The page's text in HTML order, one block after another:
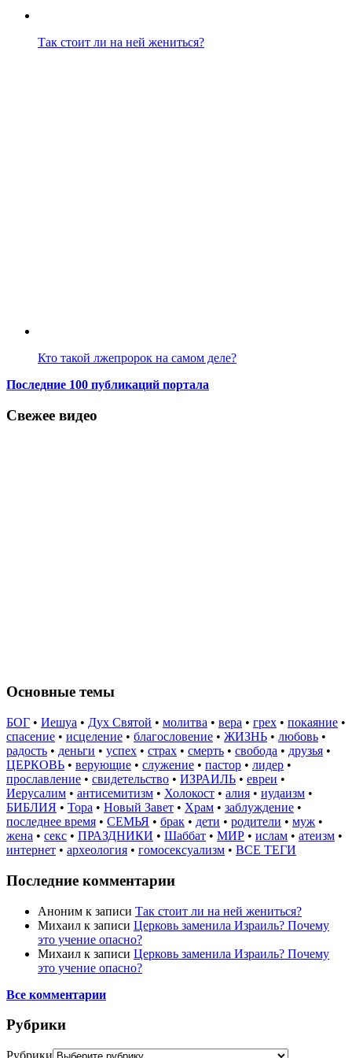
Так стоит ли на ней жениться?
Кто такой лжепророк на самом деле?
Последние 100 публикаций портала
Свежее видео
Основные темы
БОГ • Иешуа • Дух Святой • молитва • вера • грех • покаяние •
спасение • исцеление • благословение • ЖИЗНЬ • любовь •
радость • деньги • успех • страх • смерть • свобода • друзья •
ЦЕРКОВЬ • верующие • служение • пастор • лидер •
прославление • свидетельство • ИЗРАИЛЬ • евреи •
Иерусалим • антисемитизм • Холокост • алия • иудаизм •
БИБЛИЯ • Тора • Новый Завет • Храм • заблуждение •
последнее время • СЕМЬЯ • брак • дети • родители • муж •
жена • секс • ПРАЗДНИКИ • Шаббат • МИР • ислам • атеизм •
интернет • археология • гомосексуализм • ВСЕ ТЕГИ
Последние комментарии
Аноним к записи Так стоит ли на ней жениться?
Михаил к записи Церковь заменила Израиль? Почему
это учение опасно?
Михаил к записи Церковь заменила Израиль? Почему
это учение опасно?
Все комментарии
Рубрики
Рубрики